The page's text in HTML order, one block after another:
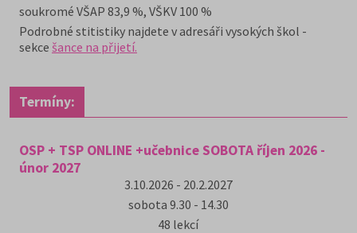
soukromé VŠAP 83,9 %, VŠKV 100 %
Podrobné stitistiky najdete v adresáři vysokých škol -
sekce šance na přijetí.
Termíny:
OSP + TSP ONLINE +učebnice SOBOTA říjen 2026 -
únor 2027
3.10.2026 - 20.2.2027
sobota 9.30 - 14.30
48 lekcí